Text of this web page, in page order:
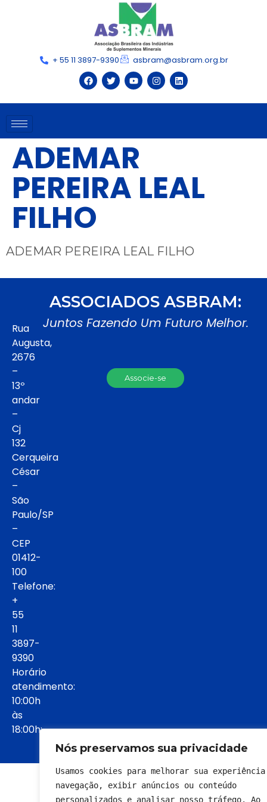
Nós preservamos sua privacidade
Usamos cookies para melhorar sua
navegação, exibir anúncios ou conteúdo
personalizados e analisar nosso tráfego. Ao
+ 55 11 3897-9390 asbram@asbram.org.br
ADEMAR
PEREIRA LEAL
FILHO
ADEMAR PEREIRA LEAL FILHO
Rua
Augusta,
2676
–
13º
andar
–
Cj
132
Cerqueira
César
–
São
Paulo/SP
–
CEP
01412-
100
Telefone:
+
55
11
3897-
9390
Horário
atendimento:
10:00h
às
18:00h:
ASSOCIADOS ASBRAM:
Juntos Fazendo Um Futuro Melhor.
Associe-se
© 2022 - Todos os direitos reservados